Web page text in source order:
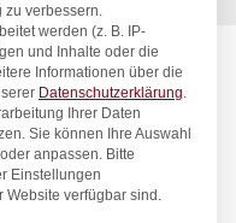
zu verbessern.
werden (z. B. IP-
und Inhalte oder die
Informationen über die
Datenschutzerklärung.
Ihrer Daten
Sie können Ihre Auswahl
anpassen. Bitte
Einstellungen
Website verfügbar sind.